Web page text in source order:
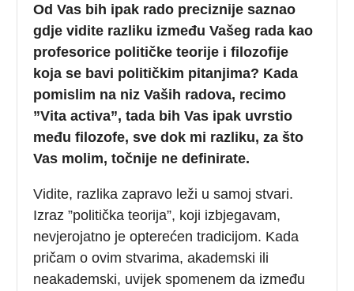
Od Vas bih ipak rado preciznije saznao
gdje vidite razliku između Vašeg rada kao
profesorice političke teorije i filozofije
koja se bavi političkim pitanjima? Kada
pomislim na niz Vaših radova, recimo
”Vita activa”, tada bih Vas ipak uvrstio
među filozofe, sve dok mi razliku, za što
Vas molim, točnije ne definirate.
Vidite, razlika zapravo leži u samoj stvari.
Izraz ”politička teorija”, koji izbjegavam,
nevjerojatno je opterećen tradicijom. Kada
pričam o ovim stvarima, akademski ili
neakademski, uvijek spomenem da između